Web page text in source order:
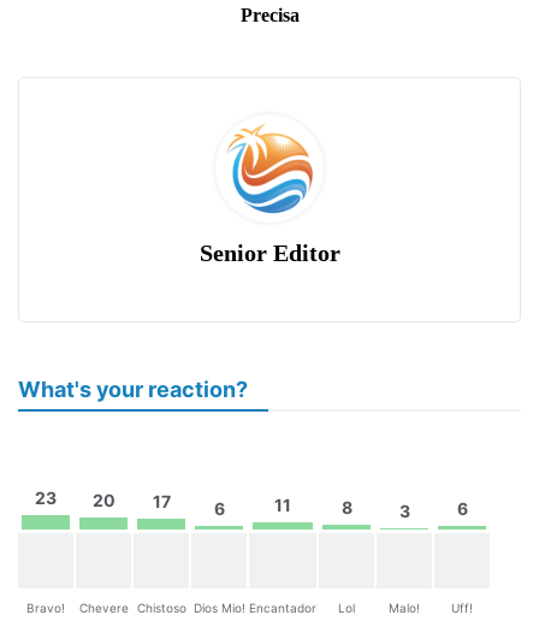
Precisa
Senior Editor
What's your reaction?
23
Bravo!
20
Chevere
17
Chistoso
6
Dios Mio!
11
Encantador
8
Lol
3
Malo!
6
Uff!